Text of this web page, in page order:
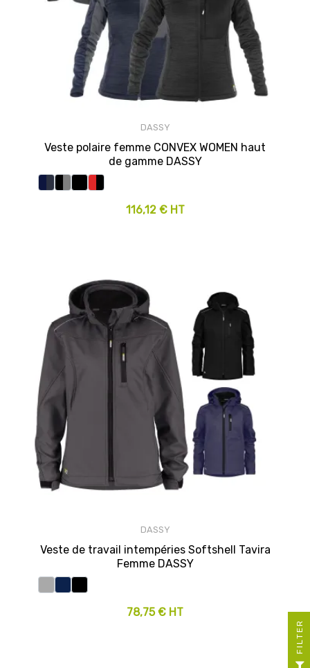
DASSY
Veste polaire femme CONVEX WOMEN haut
de gamme DASSY
116,12 € HT
DASSY
Veste de travail intempéries Softshell Tavira
Femme DASSY
78,75 € HT
R